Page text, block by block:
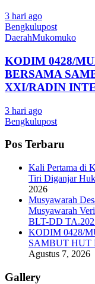
3 hari ago
Bengkulupost
DaerahMukomuko
KODIM 0428/
BERSAMA
XXI/RADIN
3 hari ago
Bengkulupost
Pos Terbaru
Kali Pertama di
Tiri Diganjar
2026
Musyawarah
Musyawarah
BLT-DD
KODIM 0428/
SAMBUT
Agustus 7, 2026
Gallery